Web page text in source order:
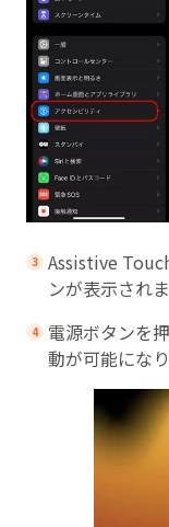
Assistive
ンが表示されま
電源ボタンを
動が可能になり